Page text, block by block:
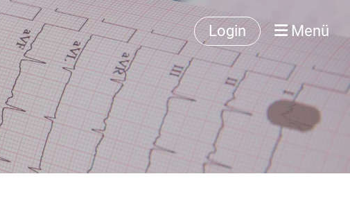
Login Menü